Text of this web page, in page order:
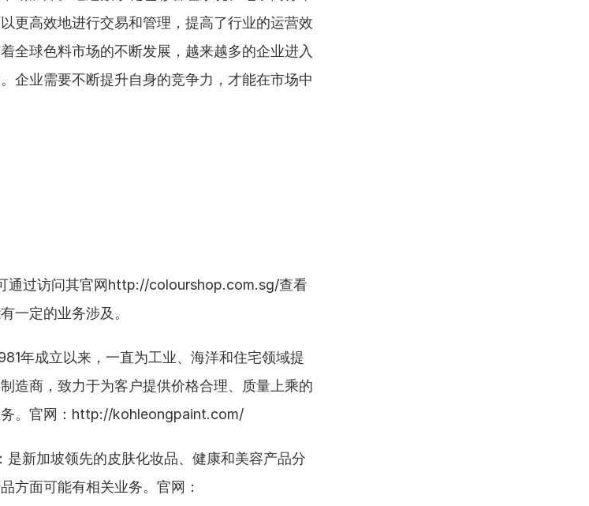
更高效地进行交易和管理，提高了行业的运营效
全球色料市场的不断发展，越来越多的企业进入
企业需要不断提升自身的竞争力，才能在市场中
通过访问其官网http://colourshop.com.sg/查看
一定的业务涉及。
年成立以来，一直为工业、海洋和住宅领域提
造商，致力于为客户提供价格合理、质量上乘的
。官网：http://kohleongpaint.com/
：是新加坡领先的皮肤化妆品、健康和美容产品分
方面可能有相关业务。官网：